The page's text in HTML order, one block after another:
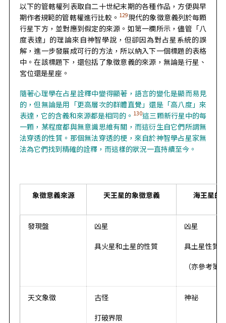
以下的管轄權列表取自二十世紀末期的各種作品，方便與早
期作者規範的管轄權進行比較。 129現代的象徵意義列於每顆
行星下方，並對應到假定的來源。如第一欄所示，儘管「八
度表達」的理論來自神智學說，但卻因為對占星系統的誤
解，進一步發展成可行的方法，所以納入下一個標題的表格
中。在該標題下，還包括了象徵意義的來源，無論是行星、
宮位還是星座。
隨著心理學在占星詮釋中變得顯著，語言的變化是顯而易見
的，但無論是用「更高層次的群體直覺」還是「高八度」來
表達，它的含義和來源都是相同的。 130這三顆新行星中的每
一顆，某程度都與無意識思維有關，而這衍生自它們所謂無
法穿透的性質。那個無法穿透的梗，來自於神智學占星家無
法為它們找到精確的詮釋，而這樣的狀況一直持續至今。
象徵意義來源 天王星的象徵意義 海王星的
發現盤
凶星
具火星和土星的性質
凶星
具土星性質
（亦參考第
天文象徵
古怪
打破界限
神祕